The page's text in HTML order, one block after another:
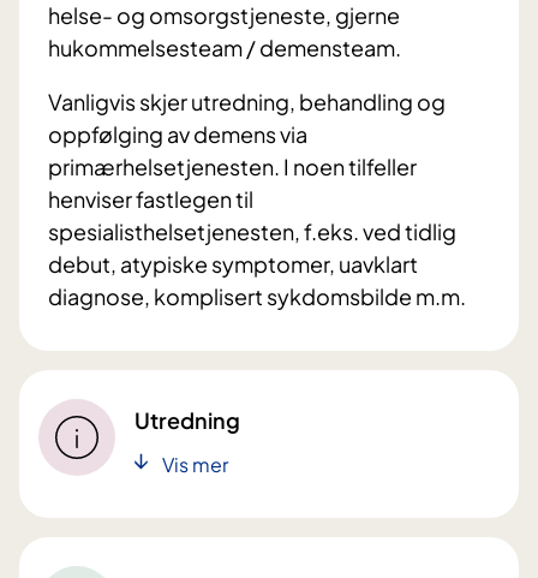
helse- og omsorgstjeneste, gjerne
hukommelsesteam / demensteam.
Vanligvis skjer utredning, behandling og
oppfølging av demens via
primærhelsetjenesten. I noen tilfeller
henviser fastlegen til
spesialisthelsetjenesten, f.eks. ved tidlig
debut, atypiske symptomer, uavklart
diagnose, komplisert sykdomsbilde m.m.
Utredning
Vis mer